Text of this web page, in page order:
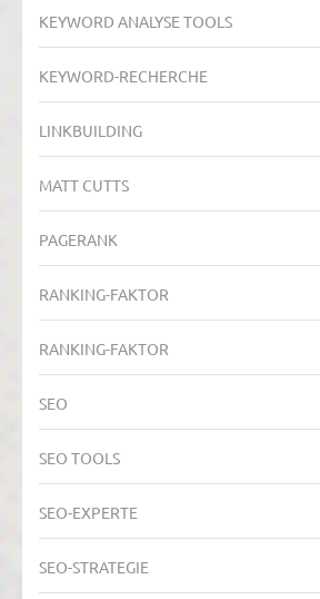
KEYWORD ANALYSE TOOLS
KEYWORD-RECHERCHE
LINKBUILDING
MATT CUTTS
PAGERANK
RANKING-FAKTOR
RANKING-FAKTOR
SEO
SEO TOOLS
SEO-EXPERTE
SEO-STRATEGIE